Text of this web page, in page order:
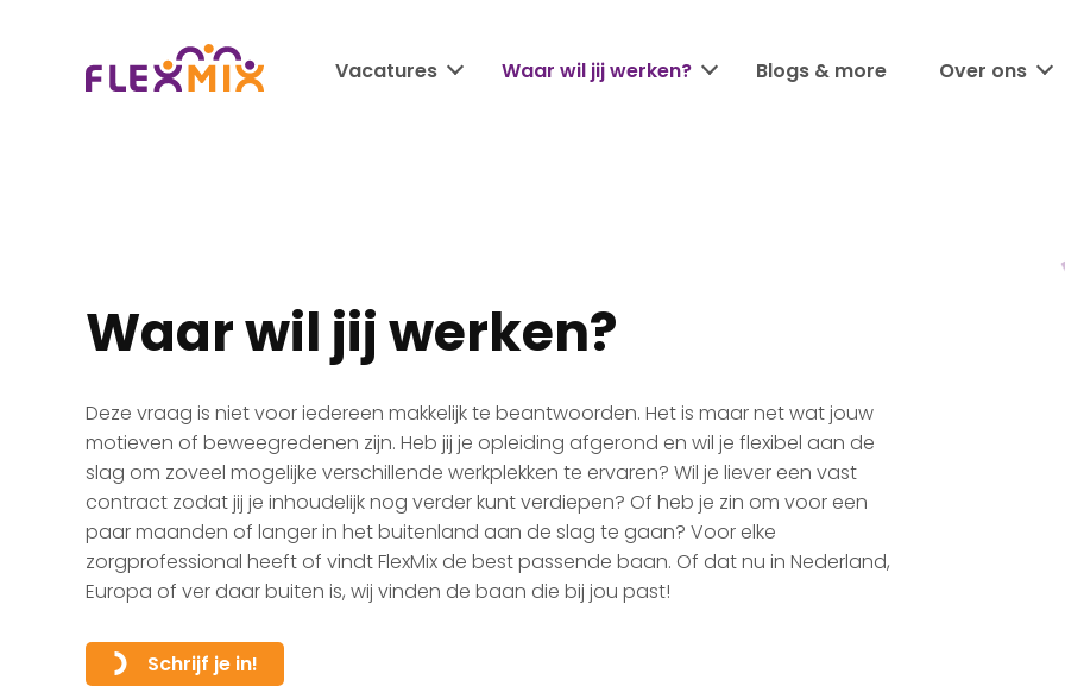
Vacatures Waar wil jij werken? Blogs & more Over ons
Waar wil jij werken?
Deze vraag is niet voor iedereen makkelijk te beantwoorden. Het is maar net wat jouw
motieven of beweegredenen zijn. Heb jij je opleiding afgerond en wil je flexibel aan de
slag om zoveel mogelijke verschillende werkplekken te ervaren? Wil je liever een vast
contract zodat jij je inhoudelijk nog verder kunt verdiepen? Of heb je zin om voor een
paar maanden of langer in het buitenland aan de slag te gaan? Voor elke
zorgprofessional heeft of vindt FlexMix de best passende baan. Of dat nu in Nederland,
Europa of ver daar buiten is, wij vinden de baan die bij jou past!
Schrijf je in!